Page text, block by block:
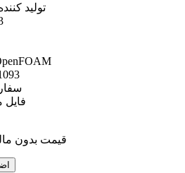
تولید
قیمت بدون مالیات: